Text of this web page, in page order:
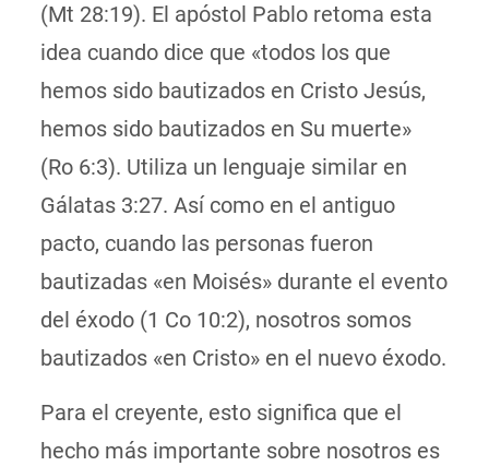
(Mt 28:19). El apóstol Pablo retoma esta
idea cuando dice que «todos los que
hemos sido bautizados en Cristo Jesús,
hemos sido bautizados en Su muerte»
(Ro 6:3). Utiliza un lenguaje similar en
Gálatas 3:27. Así como en el antiguo
pacto, cuando las personas fueron
bautizadas «en Moisés» durante el evento
del éxodo (1 Co 10:2), nosotros somos
bautizados «en Cristo» en el nuevo éxodo.
Para el creyente, esto significa que el
hecho más importante sobre nosotros es